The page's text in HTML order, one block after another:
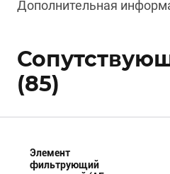
Дополнительная
(85)
Элемент
фильтрующий